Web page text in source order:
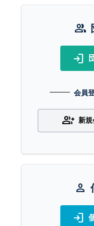
group
login
会員
group_add 新規
person
login